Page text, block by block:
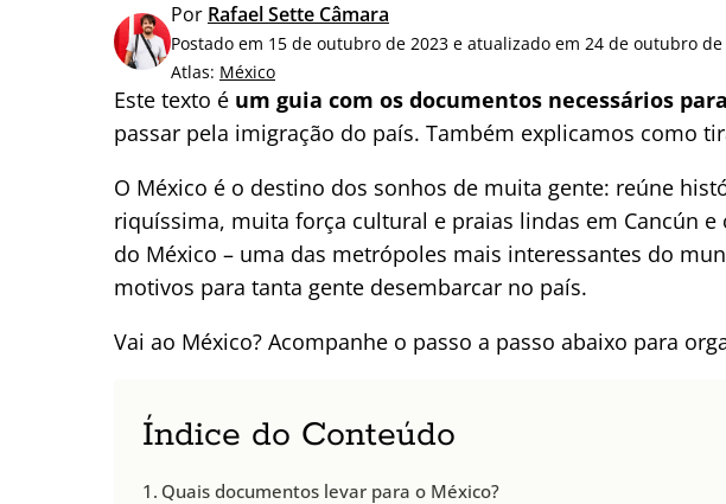
p
o
r
:
Por Rafael Sette Câmara
Postado em 15 de outubro de 2023 e atualizado em 24 de outubro de
Atlas: México
Este texto é um guia com os documentos necessários
passar pela imigração do país. Também explicamos como
O México é o destino dos sonhos de muita gente: reúne
riquíssima, muita força cultural e praias lindas em Cancún e
do México – uma das metrópoles mais interessantes do
motivos para tanta gente desembarcar no país.
Vai ao México? Acompanhe o passo a passo abaixo para
Índice do Conteúdo
Quais documentos levar para o México?